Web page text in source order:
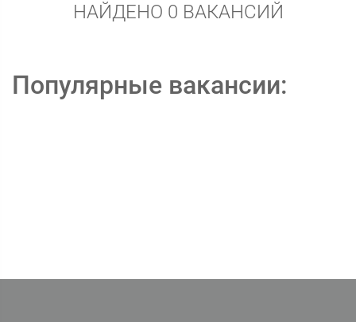
НАЙДЕНО 0 ВАКАНСИЙ
Популярные вакансии: